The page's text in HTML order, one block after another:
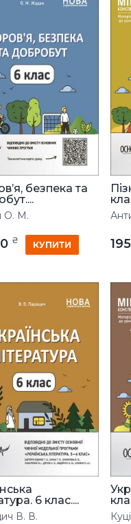
безпека та
О. М.
₴ КУПИТИ
6 клас....
В. В.